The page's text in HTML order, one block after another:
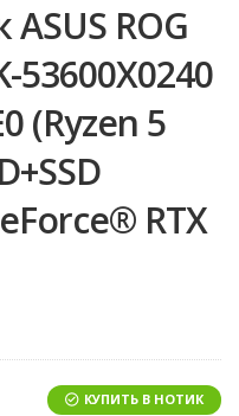
ROG
53600X0240
(Ryzen 5
RTX
КУПИТЬ В НОТИК